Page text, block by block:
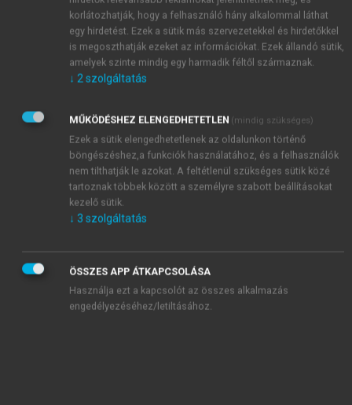
Ebben a folyamatban az EU és tagállamai
együttműködnek az UNHCR-rel és más nemzetközi
szervezettel is. Az UNHCR szerepe ebben a
folyamatban nem operatív, hanem elsődlegesen a
menekülteljáráshoz való hozzáférhetőség, a fogadási
irányul.
korlátozhatják, hogy a felhasználó hány alkalommal láthat
egy hirdetést. Ezek a sütik más szervezetekkel és hirdetőkkel
is megoszthatják ezeket az információkat. Ezek állandó sütik,
amelyek szinte mindig egy harmadik féltől származnak.
↓ 2szolgáltatás
MŰKÖDÉSHEZ ELENGEDHETETLEN (mindig szükséges)
Ezek a sütik elengedhetetlenek az oldalunkon történő
böngészéshez,a funkciók használatához, és a felhasználók
nem tilthatják le azokat. A feltétlenül szükséges sütik közé
tartoznak többek között a személyre szabott beállításokat
kezelő sütik.
↓ 3 szolgáltatás
ÖSSZES APP ÁTKAPCSOLÁSA
Használja ezt a kapcsolót az összes alkalmazás
engedélyezéséhez/letiltásához.